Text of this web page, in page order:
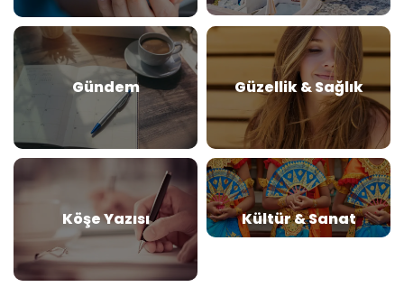
Gündem Güzellik & Sağlık
Köşe Yazısı Kültür & Sanat